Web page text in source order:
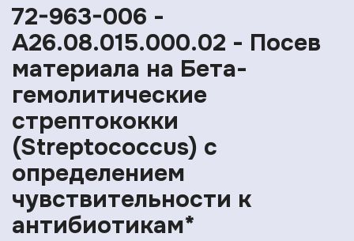
72-963-006 -
A26.08.015.000.02 - Посев
материала на Бета-
гемолитические
стрептококки
(Streptococcus) с
определением
чувcтвительности к
антибиотикам*